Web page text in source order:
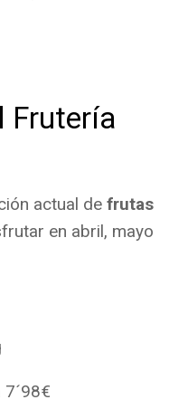
Frutería
actual de frutas
en abril, mayo